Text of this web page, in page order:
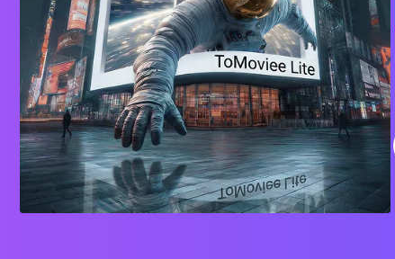
grigio-rosso (con
1) Cenere Cremisi